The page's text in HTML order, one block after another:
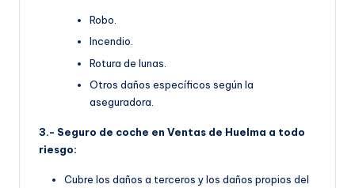
Robo.
Incendio.
Rotura de lunas.
Otros daños específicos según la
aseguradora.
3.- Seguro de coche en Ventas de Huelma a todo
riesgo:
Cubre los daños a terceros y los daños propios del